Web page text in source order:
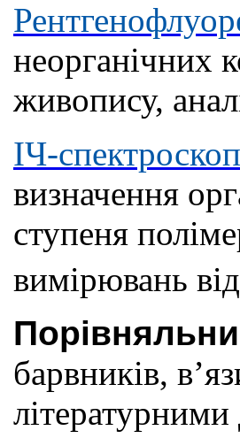
неорганічних
живопису,
ІЧ-
визначення
ступеня
вимірювань
барвників,